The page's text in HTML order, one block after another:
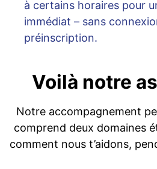
à certains horaires pour
immédiat – sans
préinscription.
Voilà notre
Notre accompagnement
comprend deux domaines
comment nous t’aidons,